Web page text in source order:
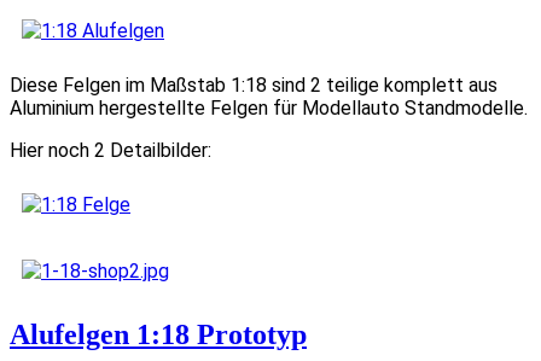
Diese Felgen im Maßstab 1:18 sind 2 teilige komplett aus
Aluminium hergestellte Felgen für Modellauto Standmodelle.
Hier noch 2 Detailbilder:
Alufelgen 1:18 Prototyp